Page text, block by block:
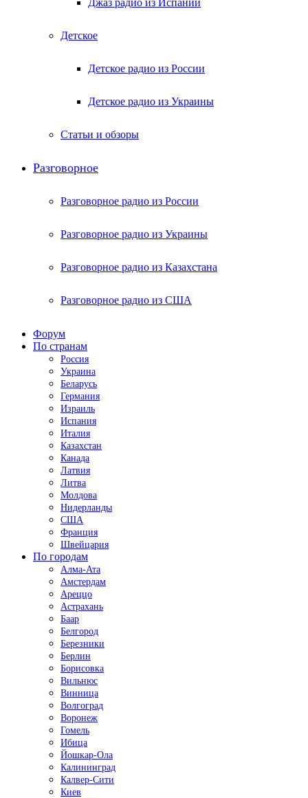
Джаз радио из Испании
Детское
Детское радио из России
Детское радио из Украины
Статьи и обзоры
Разговорное
Разговорное радио из России
Разговорное радио из Украины
Разговорное радио из Казахстана
Разговорное радио из США
Форум
По странам
Россия
Украина
Беларусь
Германия
Израиль
Испания
Италия
Казахстан
Канада
Латвия
Литва
Молдова
Нидерланды
США
Франция
Швейцария
По городам
Алма-Ата
Амстердам
Ареццо
Астрахань
Баар
Белгород
Березники
Берлин
Борисовка
Вильнюс
Винница
Волгоград
Воронеж
Гомель
Ибица
Йошкар-Ола
Калининград
Калвер-Сити
Киев